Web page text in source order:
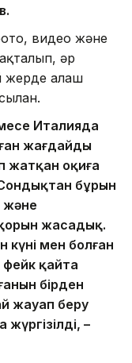
видео және
әр
алғаш
Италияда
жағдайды
жатқан оқиға
бұрын
және
жасадық.
мен болған
фейк қайта
бірден
жауап беру
–